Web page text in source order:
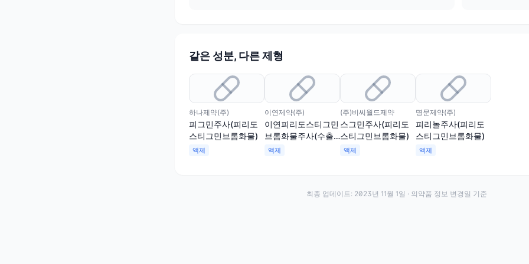
같은 성분, 다른 제형
하나제약(주)
피그민주사(피리도
스티그민브롬화물)
액제
이연제약(주)
이연피리도스티그민
브롬화물주사(수출
용)
액제
(주)비씨월드제약
스그민주사(피리도
스티그민브롬화물)
액제
명문제약(주)
피리놀주사(피리도
스티그민브롬화물)
액제
최종 업데이트: 2023년 11월 1일 · 의약품 정보 변경일 기준